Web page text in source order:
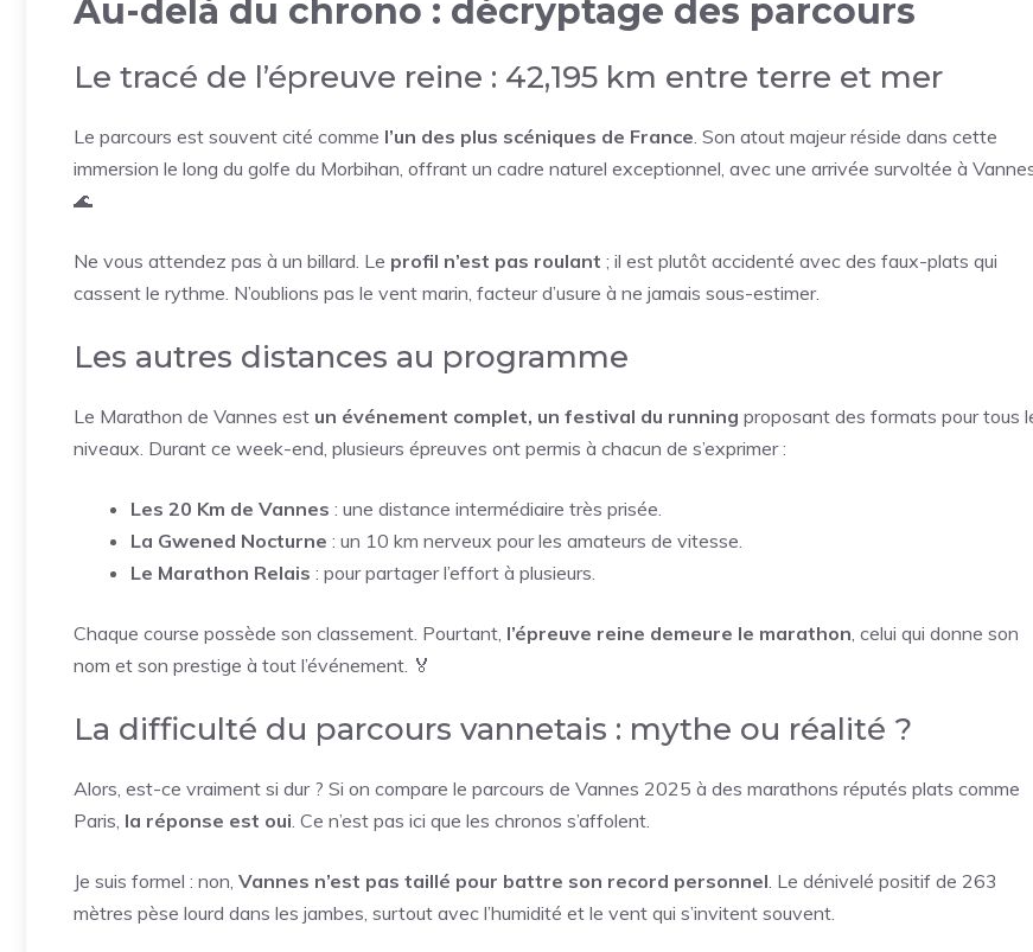
Au-delà du chrono : décryptage des parcours
Le tracé de l’épreuve reine : 42,195 km entre terre et mer
Le parcours est souvent cité comme l’un des plus scéniques de France. Son atout majeur réside dans cette
immersion le long du golfe du Morbihan, offrant un cadre naturel exceptionnel, avec une arrivée survoltée à
🌊
Ne vous attendez pas à un billard. Le profil n’est pas roulant ; il est plutôt accidenté avec des faux-plats qui
cassent le rythme. N’oublions pas le vent marin, facteur d’usure à ne jamais sous-estimer.
Les autres distances au programme
Le Marathon de Vannes est un événement complet, un festival du running proposant des formats pour tous
niveaux. Durant ce week-end, plusieurs épreuves ont permis à chacun de s’exprimer :
Les 20 Km de Vannes : une distance intermédiaire très prisée.
La Gwened Nocturne : un 10 km nerveux pour les amateurs de vitesse.
Le Marathon Relais : pour partager l’effort à plusieurs.
Chaque course possède son classement. Pourtant, l’épreuve reine demeure le marathon, celui qui donne son
nom et son prestige à tout l’événement. 🏅
La difficulté du parcours vannetais : mythe ou réalité ?
Alors, est-ce vraiment si dur ? Si on compare le parcours de Vannes 2025 à des marathons réputés plats comme
Paris, la réponse est oui. Ce n’est pas ici que les chronos s’affolent.
Je suis formel : non, Vannes n’est pas taillé pour battre son record personnel. Le dénivelé positif de 263
mètres pèse lourd dans les jambes, surtout avec l’humidité et le vent qui s’invitent souvent.